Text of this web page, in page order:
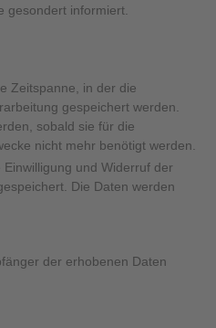
gesondert informiert.
Zeitspanne, in der die
gespeichert werden.
sobald sie für die
nicht mehr benötigt werden.
und Widerruf der
Die Daten werden
der erhobenen Daten